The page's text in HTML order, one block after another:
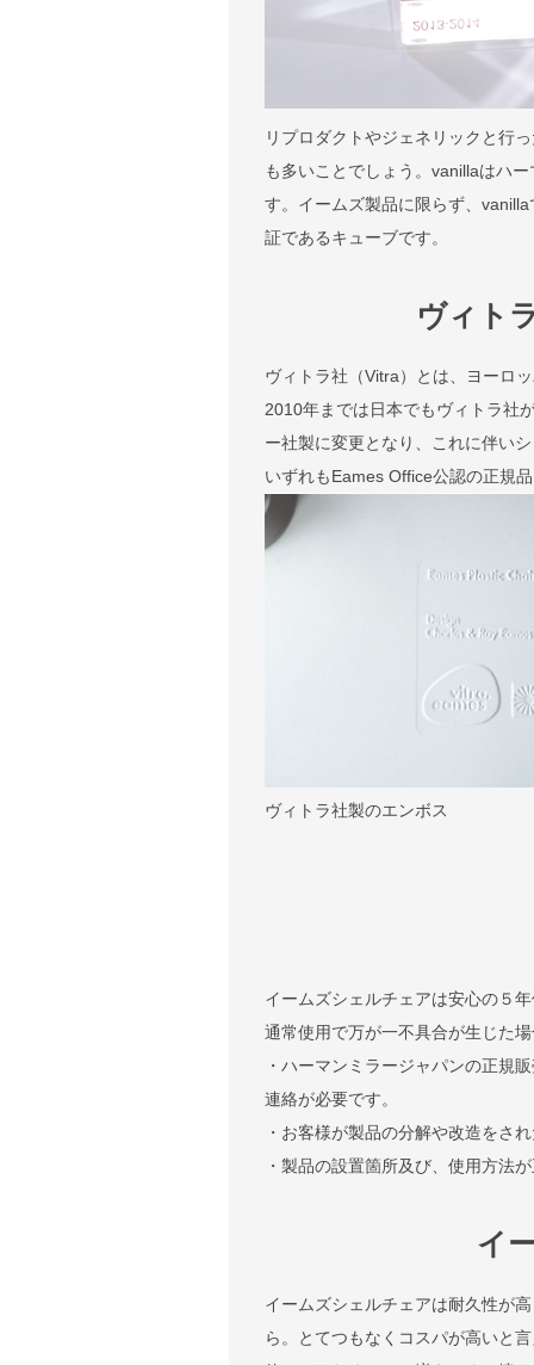
リプロダクトやジェネリックと行
も多いことでしょう。vanillaはハ
す。イームズ製品に限らず、
証であるキューブです。
ヴィト
ヴィトラ社（Vitra）とは、ヨーロ
2010年までは日本でもヴィトラ社
ー社製に変更となり、これに伴い
いずれもEames Office公認の正規
ヴィトラ社製のエンボス
イームズシェルチェアは安心の５
通常使用で万が一不具合が生じた
・ハーマンミラージャパンの正規
連絡が必要です。
・お客様が製品の分解や改造をさ
・製品の設置箇所及び、使用方法
イ
イームズシェルチェアは耐久性が
ら。とてつもなくコスパが高いと